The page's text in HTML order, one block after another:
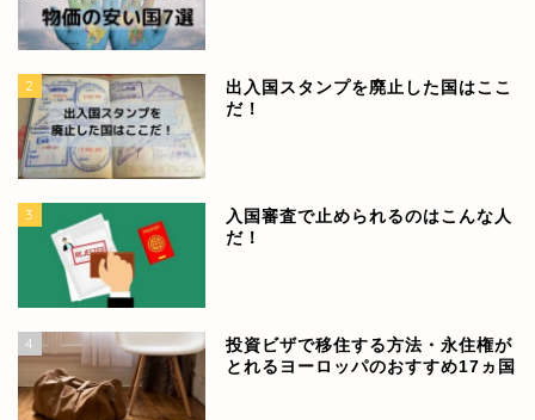
2
出入国スタンプを廃止した国はここ
だ！
3
入国審査で止められるのはこんな人
だ！
4
投資ビザで移住する方法・永住権が
とれるヨーロッパのおすすめ17ヵ国